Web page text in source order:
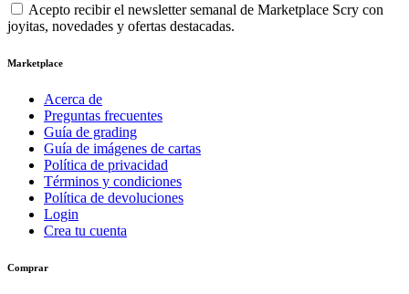
Acepto recibir el newsletter semanal de Marketplace Scry con
joyitas, novedades y ofertas destacadas.
Marketplace
Acerca de
Preguntas frecuentes
Guía de grading
Guía de imágenes de cartas
Política de privacidad
Términos y condiciones
Política de devoluciones
Login
Crea tu cuenta
Comprar